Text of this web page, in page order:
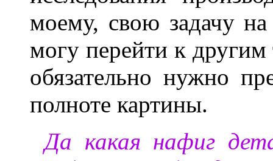
моему, свою задачу
могу перейти к
обязательно нужно
полноте картины.
Да какая нафиг